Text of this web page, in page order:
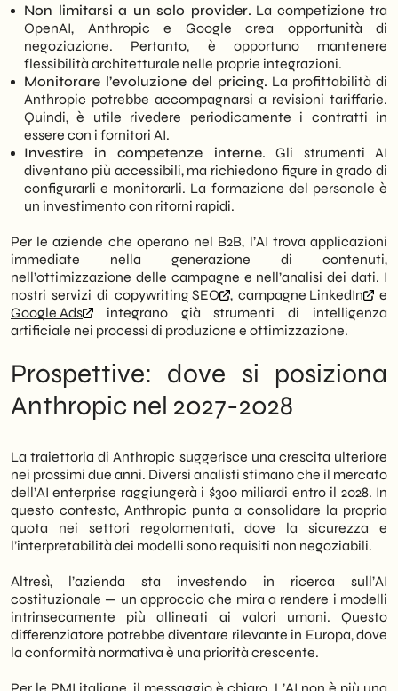
Non limitarsi a un solo provider. La competizione tra
OpenAI, Anthropic e Google crea opportunità di
negoziazione. Pertanto, è opportuno mantenere
flessibilità architetturale nelle proprie integrazioni.
Monitorare l’evoluzione del pricing. La profittabilità di
Anthropic potrebbe accompagnarsi a revisioni tariffarie.
Quindi, è utile rivedere periodicamente i contratti in
essere con i fornitori AI.
Investire in competenze interne. Gli strumenti AI
diventano più accessibili, ma richiedono figure in grado di
configurarli e monitorarli. La formazione del personale è
un investimento con ritorni rapidi.
Per le aziende che operano nel B2B, l’AI trova applicazioni
immediate nella generazione di contenuti,
nell’ottimizzazione delle campagne e nell’analisi dei dati. I
nostri servizi di copywriting SEO , campagne LinkedIn
e
Google Ads
integrano già strumenti di intelligenza
artificiale nei processi di produzione e ottimizzazione.
Prospettive: dove si posiziona
Anthropic nel 2027-2028
La traiettoria di Anthropic suggerisce una crescita ulteriore
nei prossimi due anni. Diversi analisti stimano che il mercato
dell’AI enterprise raggiungerà i $300 miliardi entro il 2028. In
questo contesto, Anthropic punta a consolidare la propria
quota nei settori regolamentati, dove la sicurezza e
l’interpretabilità dei modelli sono requisiti non negoziabili.
Altresì, l’azienda sta investendo in ricerca sull’AI
costituzionale — un approccio che mira a rendere i modelli
intrinsecamente più allineati ai valori umani. Questo
differenziatore potrebbe diventare rilevante in Europa, dove
la conformità normativa è una priorità crescente.